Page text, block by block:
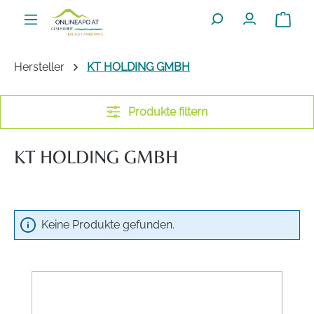
Zum Hauptinhalt springen
Hersteller KT HOLDING GMBH
Produkte filtern
KT HOLDING GMBH
Keine Produkte gefunden.